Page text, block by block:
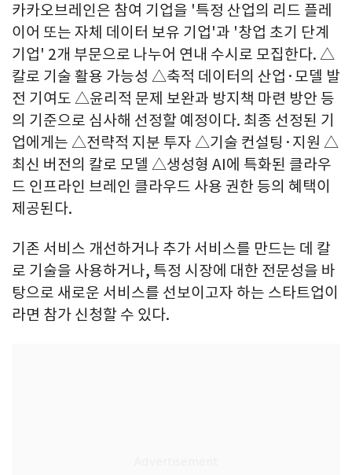
카카오브레인은 참여 기업을 '특정 산업의 리드 플레
이어 또는 자체 데이터 보유 기업'과 '창업 초기 단계
기업' 2개 부문으로 나누어 연내 수시로 모집한다. △
칼로 기술 활용 가능성 △축적 데이터의 산업·모델 발
전 기여도 △윤리적 문제 보완과 방지책 마련 방안 등
의 기준으로 심사해 선정할 예정이다. 최종 선정된 기
업에게는 △전략적 지분 투자 △기술 컨설팅·지원 △
최신 버전의 칼로 모델 △생성형 AI에 특화된 클라우
드 인프라인 브레인 클라우드 사용 권한 등의 혜택이
제공된다.
기존 서비스 개선하거나 추가 서비스를 만드는 데 칼
로 기술을 사용하거나, 특정 시장에 대한 전문성을 바
탕으로 새로운 서비스를 선보이고자 하는 스타트업이
라면 참가 신청할 수 있다.